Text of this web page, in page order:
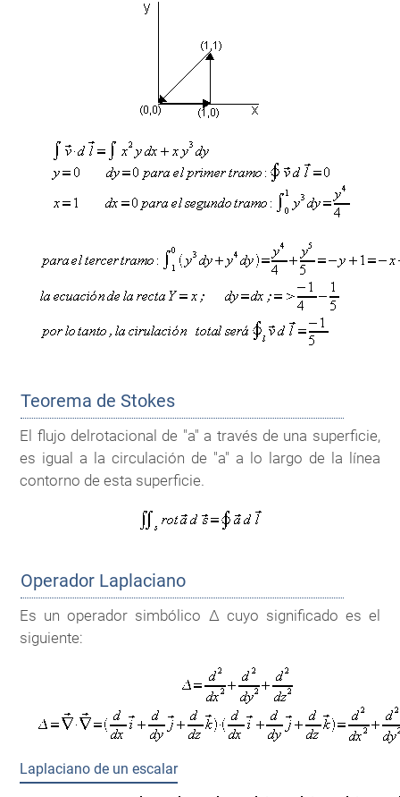
Teorema de Stokes
El flujo delrotacional de "a" a través de una superficie,
es igual a la circulación de "a" a lo largo de la línea
contorno de esta superficie.
Operador Laplaciano
Es un operador simbólico Δ cuyo significado es el
siguiente:
Laplaciano de un escalar